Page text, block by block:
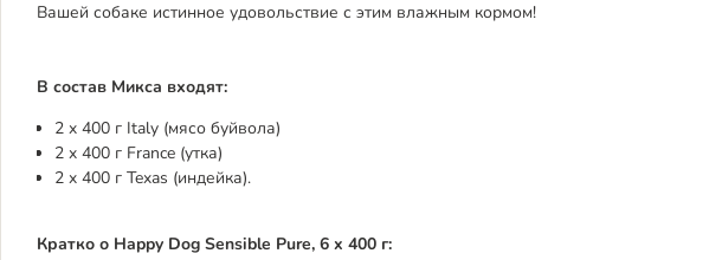
Вашей собаке истинное удовольствие с этим влажным кормом!
В состав Микса входят:
2 x 400 г Italy (мясо буйвола)
2 x 400 г France (утка)
2 x 400 г Texas (индейка).
Кратко о Happy Dog Sensible Pure, 6 x 400 г: